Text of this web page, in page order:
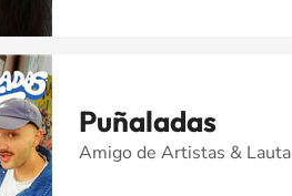
Puñaladas
Amigo de Artistas & Lauta